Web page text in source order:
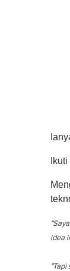
idea
"Tapi